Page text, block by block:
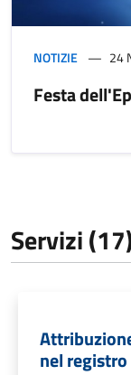
NOTIZIE 24
Festa
Servizi
nel